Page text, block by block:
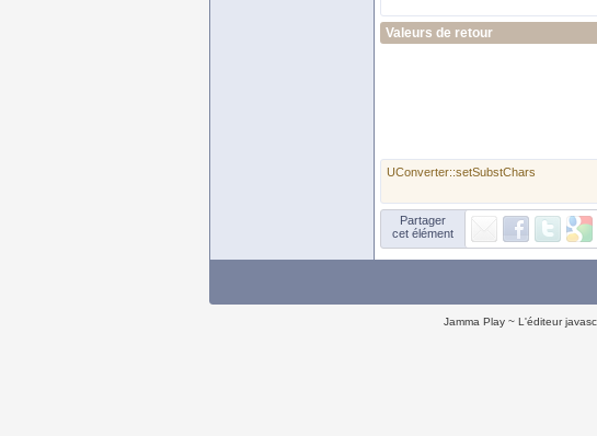
Valeurs de retour
UConverter::setSubstChars
Partager
cet élément
Jamma Play L'éditeur